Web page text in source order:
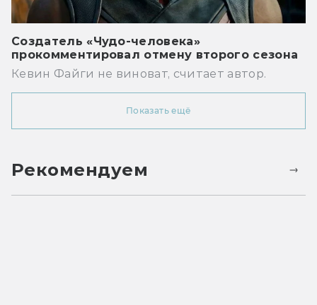
Создатель «Чудо-человека»
прокомментировал отмену второго сезона
Кевин Файги не виноват, считает автор.
Показать ещё
Рекомендуем